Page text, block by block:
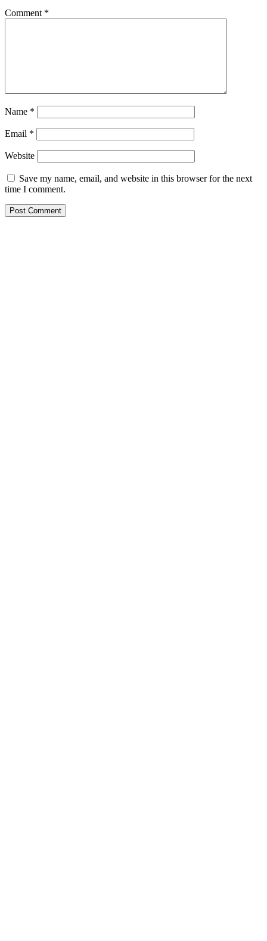
Comment *
Name *
Email *
Website
Save my name, email, and website in this browser for the next
time I comment.